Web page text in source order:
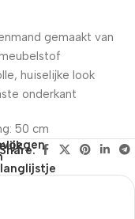
gemaakt van
huiselijke look
onderkant
50 cm
Share: